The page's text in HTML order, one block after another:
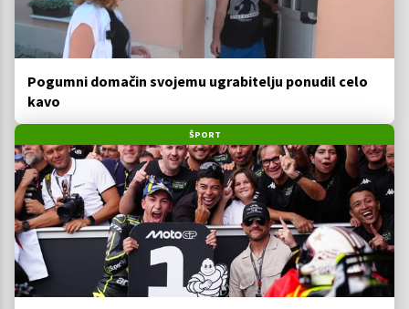
Pogumni domačin svojemu ugrabitelju ponudil celo
kavo
ŠPORT